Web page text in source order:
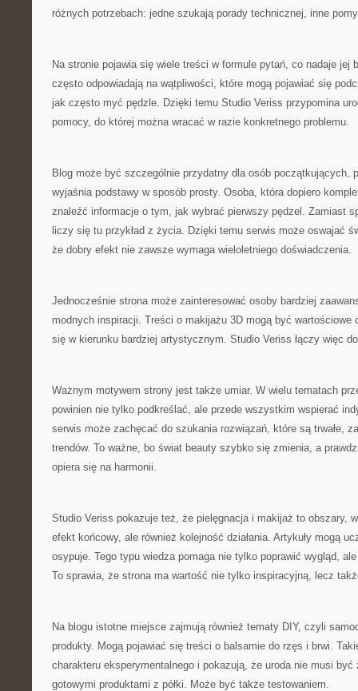
różnych potrzebach: jedne szukają porady technicznej, inne
Na stronie pojawia się wiele treści w formule pytań, co nadaje jej
często odpowiadają na wątpliwości, które mogą pojawiać się
jak często myć pędzle. Dzięki temu Studio Veriss przypomina
pomocy, do której można wracać w razie konkretnego problemu.
Blog może być szczególnie przydatny dla osób początkujących,
wyjaśnia podstawy w sposób prosty. Osoba, która dopiero
znaleźć informacje o tym, jak wybrać pierwszy pędzel. Zamiast
liczy się tu przykład z życia. Dzięki temu serwis może oswajać
że dobry efekt nie zawsze wymaga wieloletniego doświadczenia.
Jednocześnie strona może zainteresować osoby bardziej
modnych inspiracji. Treści o makijażu 3D mogą być wartościowe
się w kierunku bardziej artystycznym. Studio Veriss łączy więc
Ważnym motywem strony jest także umiar. W wielu tematach
powinien nie tylko podkreślać, ale przede wszystkim wspierać
serwis może zachęcać do szukania rozwiązań, które są trwałe,
trendów. To ważne, bo świat beauty szybko się zmienia, a
opiera się na harmonii.
Studio Veriss pokazuje też, że pielęgnacja i makijaż to obszary,
efekt końcowy, ale również kolejność działania. Artykuły mogą
osypuje. Tego typu wiedza pomaga nie tylko poprawić wygląd,
To sprawia, że strona ma wartość nie tylko inspiracyjną, lecz
Na blogu istotne miejsce zajmują również tematy DIY, czyli
produkty. Mogą pojawiać się treści o balsamie do rzęs i brwi.
charakteru eksperymentalnego i pokazują, że uroda nie musi być
gotowymi produktami z półki. Może być także testowaniem.